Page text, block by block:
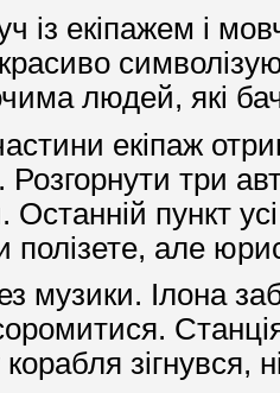
із екіпажем і
людей, які
екіпаж
Розгорнути три
Останній пункт
полізете, але
музики. Ілона
зігнувся,